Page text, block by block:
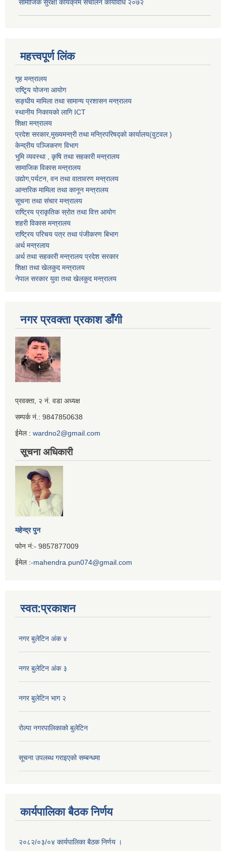
सामाजिक सुरक्षा कार्यक्रम संचालन कार्यविधि २०७२
महत्त्वपूर्ण लिंक
गृह मन्त्रालय
राष्टि्ृय योजना आयोग
सङ्घीय मामिला तथा सामान्य प्रशासन मन्त्रालय
स्थानीय निकायको लागि ICT
शिक्षा मन्त्रालय
प्रदेश सरकार,मुख्यमन्त्री तथा मन्त्रिपरिषद्को कार्यालय(वुटवल )
केन्द्रीय पञ्जिकरण विभाग
भुमि व्यवस्था , कृषि तथा सहकारी मन्त्रालय
सामाजिक विकास मन्त्रालय
उद्याेग,पर्यटन, वन तथा वातावरण मन्त्रालय
आन्तरिक मामिला तथा कानून मन्त्रालय
सूचना तथा संचार मन्त्रालय
राष्ट्रिय प्राकृतिक स्रोत तथा वित्त आयोग
शहरी विकास मन्त्रालय
राष्ट्रिय परिचय पत्र तथा पंजीकरण बिभाग
अर्थ मन्त्रलाय
अर्थ तथा सहकारी मन्त्रालय प्रदेश सरकार
शिक्षा तथा खेलकुद मन्‍‍त्रालय
नेपाल सरकार युवा तथा खेलकुद मन्त्रालय
नगर प्रवक्ता प्रकाश डाँगी
Iframe
Generator
प्रवक्ता, २ नं. वडा अध्यक्ष
सम्पर्क नं.: 9847850638
ईमेल : wardno2@gmail.com
सूचना अधिकारी
महेन्द्र पुन
फोन नं:- 9857877009
ईमेल :-mahendra.pun074@gmail.com
स्वत:प्रकाशन
नगर बुलेटिन अंक ४
नगर बुलेटिन अंक ३
नगर बुलेटिन भाग २
रोल्पा नगरपालिकाको बुलेटिन
सूचना उपलब्ध गराइएको सम्बन्धमा
कार्यपालिका बैठक निर्णय
२०८२/०३/०४ कार्यपालिका बैठक निर्णय ।